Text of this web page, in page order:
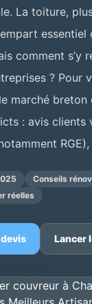
La toiture,
essentiel
comment s’y
? Pour
marché breton
: avis clients
Conseils
réelles
Lancer